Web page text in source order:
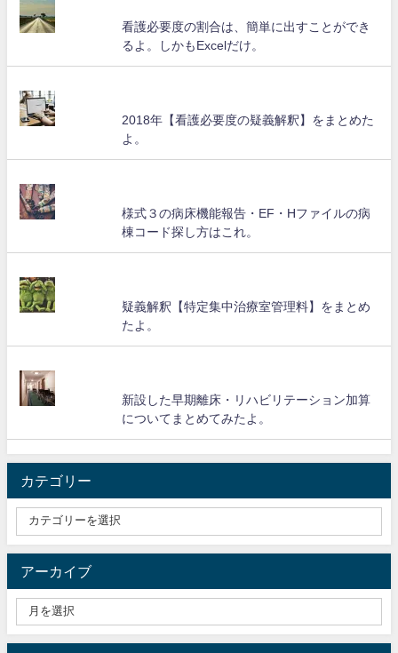
看護必要度の割合は、簡単に出すことができ
るよ。しかもExcelだけ。
2018年【看護必要度の疑義解釈】をまとめた
よ。
様式３の病床機能報告・EF・Hファイルの病
棟コード探し方はこれ。
疑義解釈【特定集中治療室管理料】をまとめ
たよ。
新設した早期離床・リハビリテーション加算
についてまとめてみたよ。
カテゴリー
アーカイブ